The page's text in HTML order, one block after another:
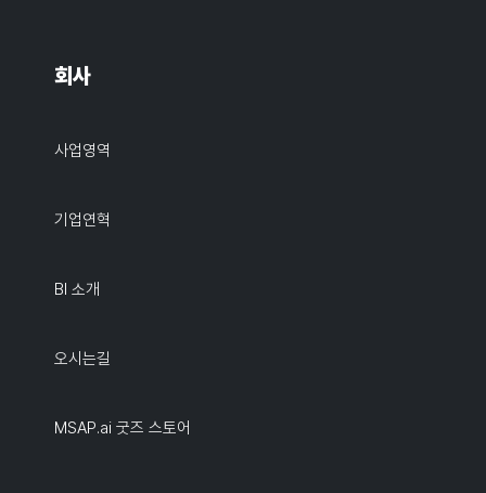
회사
사업영역
기업연혁
BI 소개
오시는길
MSAP.ai 굿즈 스토어